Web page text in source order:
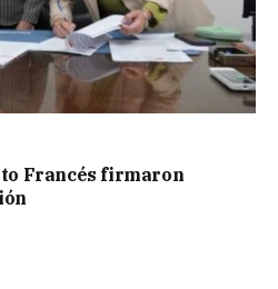
Francés firmaron